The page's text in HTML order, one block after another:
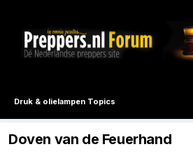
Druk & olielampen Topics
Doven van de Feuerhand